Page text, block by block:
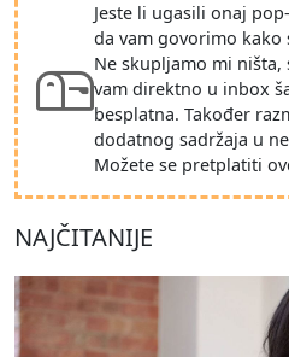
Jeste li ugasili onaj
da vam govorimo kako
Ne skupljamo mi
vam direktno u inbox
besplatna. Također
dodatnog sadržaja u
Možete se pretplatiti
NAJČITANIJE